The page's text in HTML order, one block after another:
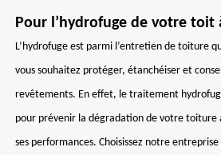
Pour l’hydrofuge de votre toit
L’hydrofuge est parmi l’entretien de toiture
vous souhaitez protéger, étanchéiser et
revêtements. En effet, le traitement
pour prévenir la dégradation de votre toiture
ses performances. Choisissez notre entreprise